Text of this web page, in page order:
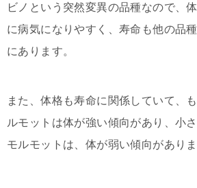
ビノという突然変異の品種なので、
に病気になりやすく、寿命も他の品
にあります。
また、体格も寿命に関係していて、
ルモットは体が強い傾向があり、小
モルモットは、体が弱い傾向がありま